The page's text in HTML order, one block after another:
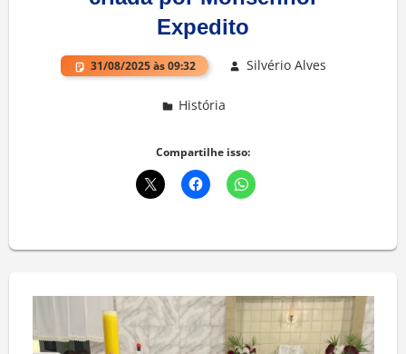
Expedito
31/08/2025 às 09:32 Silvério Alves
História
Compartilhe isso: